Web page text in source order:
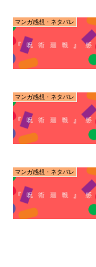
マンガ感想・ネタバレ
マンガ感想・ネタバレ
マンガ感想・ネタバレ